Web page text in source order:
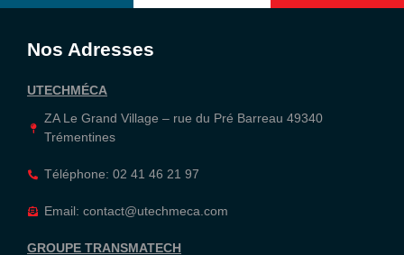
Nos Adresses
UTECHMÉCA
ZA Le Grand Village – rue du Pré Barreau 49340
Trémentines
Téléphone: 02 41 46 21 97
Email: contact@utechmeca.com
GROUPE TRANSMATECH